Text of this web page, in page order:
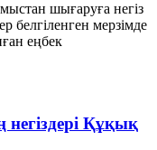
шығаруға негіз
белгіленген мерзімде
еңбек
Құқық